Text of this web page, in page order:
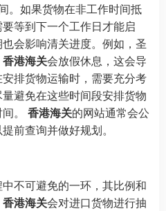
。如果货物在非工作时间抵
等到下一个工作日才能启
会影响清关进度。例如，圣
香港海关会放假休息，这会导
排货物运输时，需要充分考
避免在这些时间段安排货物
。 香港海关的网站通常会公
前查询并做好规划。
不可避免的一环，其比例和
香港海关会对进口货物进行抽